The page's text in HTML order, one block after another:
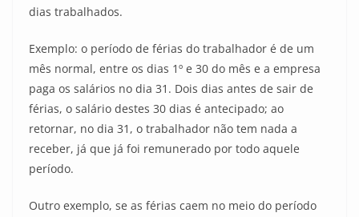
dias trabalhados.
Exemplo: o período de férias do trabalhador é de um
mês normal, entre os dias 1º e 30 do mês e a empresa
paga os salários no dia 31. Dois dias antes de sair de
férias, o salário destes 30 dias é antecipado; ao
retornar, no dia 31, o trabalhador não tem nada a
receber, já que já foi remunerado por todo aquele
período.
Outro exemplo, se as férias caem no meio do período